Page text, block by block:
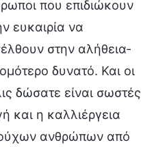
που επιδιώκουν
ευκαιρία να
στην αλήθεια-
δυνατό. Και οι
δώσατε είναι σωστές
και η καλλιέργεια
ανθρώπων από